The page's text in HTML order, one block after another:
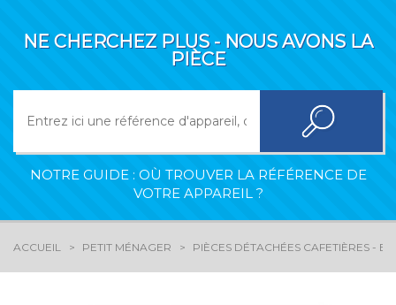
NE CHERCHEZ PLUS - NOUS AVONS LA
PIÈCE
NOTRE GUIDE : OÙ TROUVER LA RÉFÉRENCE DE
VOTRE APPAREIL ?
ACCUEIL PETIT MÉNAGER PIÈCES DÉTACHÉES CAFETIÈRES -